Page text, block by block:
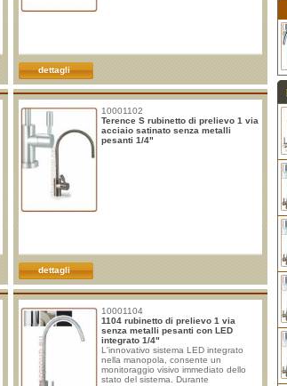
dettagli
10001102
Terence S rubinetto di prelievo 1 via
acciaio satinato senza metalli
pesanti 1/4"
dettagli
10001104
1104 rubinetto di prelievo 1 via
senza metalli pesanti con LED
integrato 1/4"
L'innovativo sistema LED integrato
nella manopola, consente un
monitoraggio visivo immediato dello
stato del sistema. Durante